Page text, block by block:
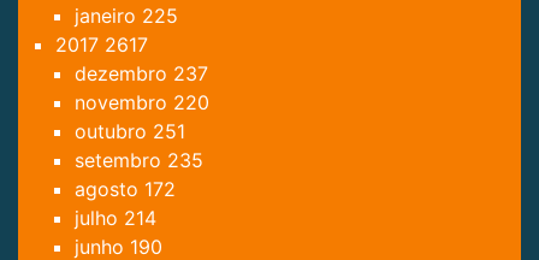
janeiro 225
2017 2617
dezembro 237
novembro 220
outubro 251
setembro 235
agosto 172
julho 214
junho 190